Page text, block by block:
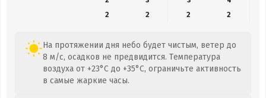
2
2 2 2
На протяжении дня небо будет чистым, ветер до
8 м/с, осадков не предвидится. Температура
воздуха от +23°C до +35°C, ограничьте активность
в самые жаркие часы.